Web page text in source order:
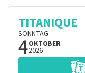
TITANIQUE
SONNTAG
4OKTOBER
2026